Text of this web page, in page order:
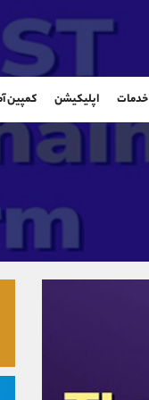
خدمات اپلیکیشن کمپین
شروع